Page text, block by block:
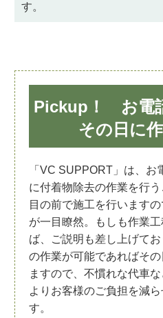
す。
Pickup！ お電
その日に
「VC SUPPORT」は、お
に付着物除去の作業を行
目の前で施工を行います
が一目瞭然。もしも作業
ば、ご説明も差し上げて
の作業が可能であればそ
ますので、不慣れな代車な
よりお客様のご負担を減
す。